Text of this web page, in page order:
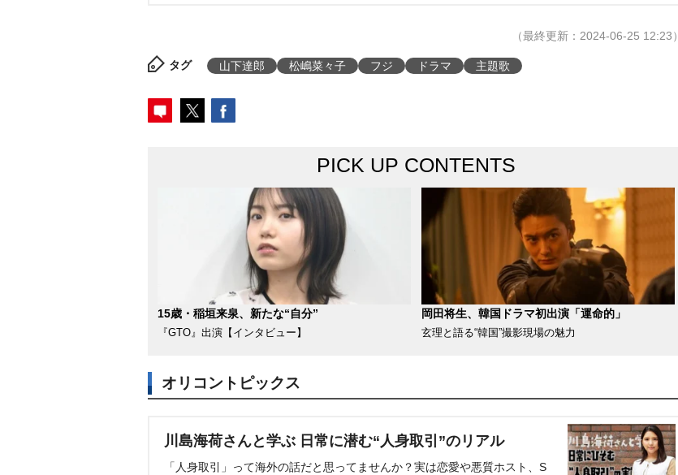
（最終更新：2024-06-25 12:23）
タグ 山下達郎 松嶋菜々子 フジ ドラマ 主題歌
PICK UP CONTENTS
15歳・稲垣来泉、新たな“自分”
『GTO』出演【インタビュー】
岡田将生、韓国ドラマ初出演「運命的」
玄理と語る“韓国”撮影現場の魅力
オリコントピックス
川島海荷さんと学ぶ 日常に潜む“人身取引”のリアル
「人身取引」って海外の話だと思ってませんか？実は恋愛や悪質ホスト、S